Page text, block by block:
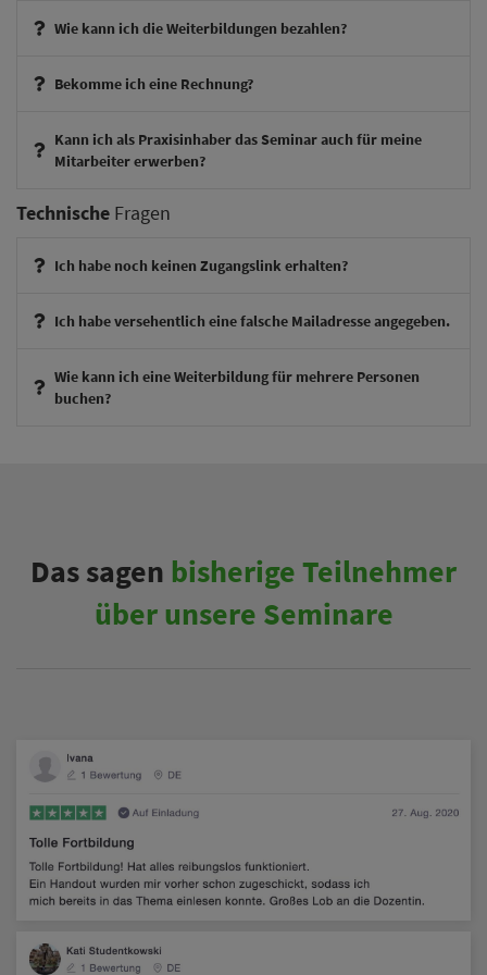
Wie kann ich die Weiterbildungen bezahlen?
Bekomme ich eine Rechnung?
Kann ich als Praxisinhaber das Seminar auch für meine
Mitarbeiter erwerben?
Technische Fragen
Ich habe noch keinen Zugangslink erhalten?
therapieexperte@theraphysia.de
Ich habe versehentlich eine falsche Mailadresse angegeben.
Wie kann ich eine Weiterbildung für mehrere Personen
buchen?
Das sagen bisherige Teilnehmer
über unsere Seminare